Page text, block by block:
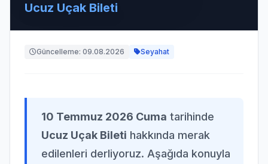
Ucuz Uçak Bileti
Güncelleme: 09.08.2026 Seyahat
10 Temmuz 2026 Cuma tarihinde
Ucuz Uçak Bileti hakkında merak
edilenleri derliyoruz. Aşağıda konuyla